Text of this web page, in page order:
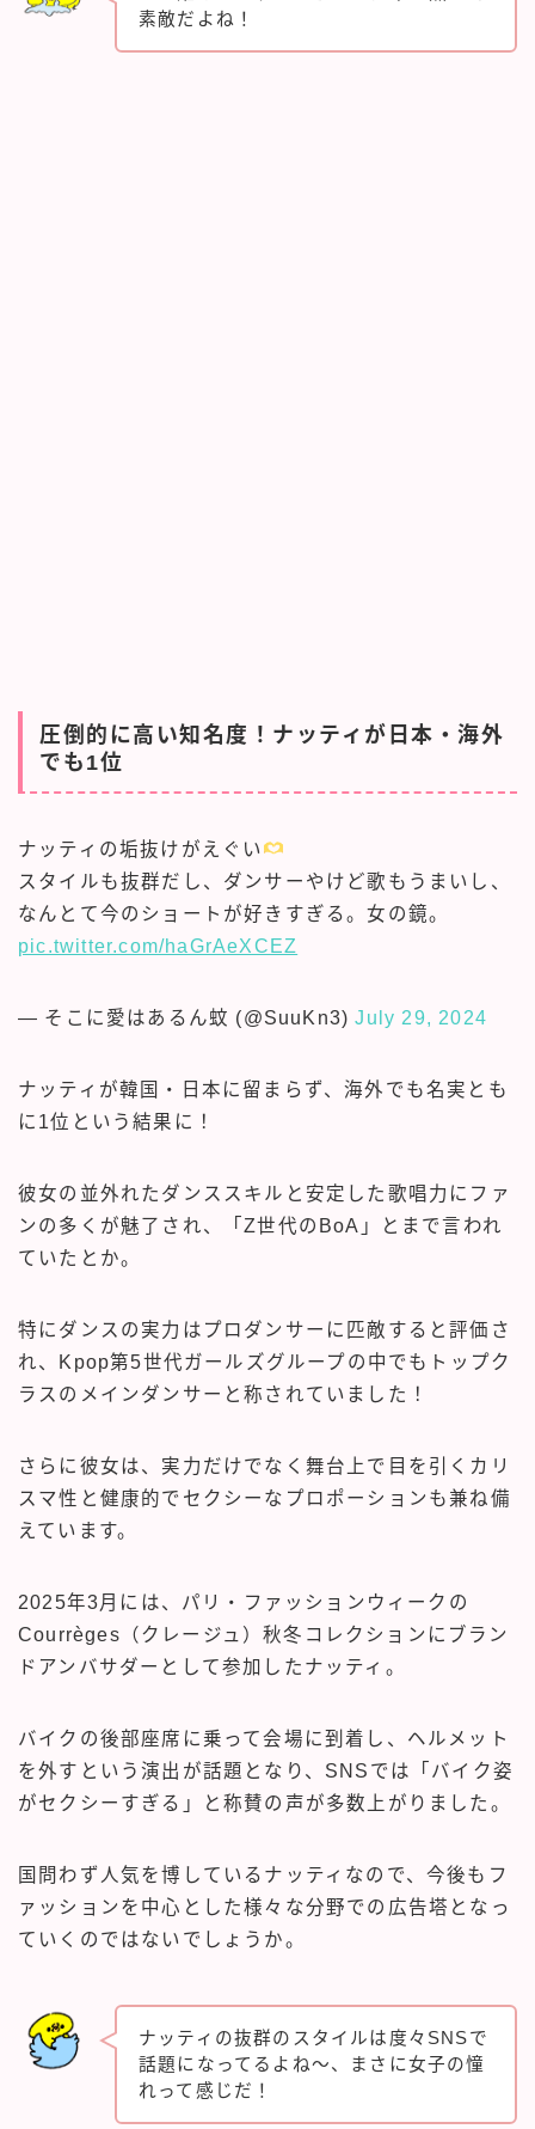
素敵だよね！
圧倒的に高い知名度！ナッティが日本・海外
でも1位
ナッティの垢抜けがえぐい
スタイルも抜群だし、ダンサーやけど歌もうまいし、
なんとて今のショートが好きすぎる。女の鏡。
pic.twitter.com/haGrAeXCEZ
— そこに愛はあるん蚊 (@SuuKn3)July 29, 2024
ナッティが韓国・日本に留まらず、海外でも名実とも
に1位という結果に！
彼女の並外れたダンススキルと安定した歌唱力にファ
ンの多くが魅了され、「Z世代のBoA」とまで言われ
ていたとか。
特にダンスの実力はプロダンサーに匹敵すると評価さ
れ、Kpop第5世代ガールズグループの中でもトップク
ラスのメインダンサーと称されていました！
さらに彼女は、実力だけでなく舞台上で目を引くカリ
スマ性と健康的でセクシーなプロポーションも兼ね備
えています。
2025年3月には、パリ・ファッションウィークの
Courrèges（クレージュ）秋冬コレクションにブラン
ドアンバサダーとして参加したナッティ。
バイクの後部座席に乗って会場に到着し、ヘルメット
を外すという演出が話題となり、SNSでは「バイク姿
がセクシーすぎる」と称賛の声が多数上がりました。
国問わず人気を博しているナッティなので、今後もフ
ァッションを中心とした様々な分野での広告塔となっ
ていくのではないでしょうか。
ナッティの抜群のスタイルは度々SNSで
話題になってるよね〜、まさに女子の憧
れって感じだ！